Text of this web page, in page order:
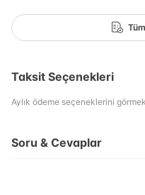
Taksit Seçenekleri
Aylık ödeme seçeneklerini
Soru & Cevaplar